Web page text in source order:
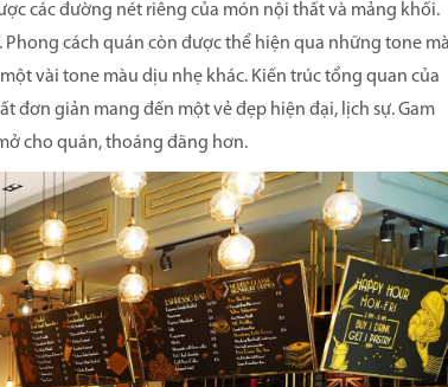
các đường nét riêng của món nội thất và mảng khối.
cách quán còn được thể hiện qua những tone
vài tone màu dịu nhẹ khác. Kiến trúc tổng quan của
đơn giản mang đến một vẻ đẹp hiện đại, lịch sự. Gam
cho quán, thoáng đãng hơn.